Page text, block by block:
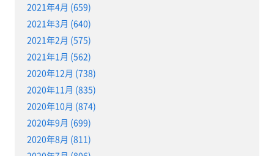
2021年4月 (659)
2021年3月 (640)
2021年2月 (575)
2021年1月 (562)
2020年12月 (738)
2020年11月 (835)
2020年10月 (874)
2020年9月 (699)
2020年8月 (811)